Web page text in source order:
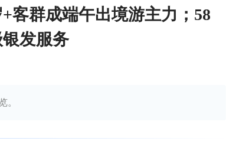
客群成端午出境游主力；58
发服务
。